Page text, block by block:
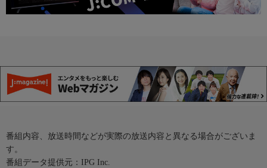
番組内容、放送時間などが実際の放送内容と異なる場合がございま
す。
番組データ提供元：IPG Inc.